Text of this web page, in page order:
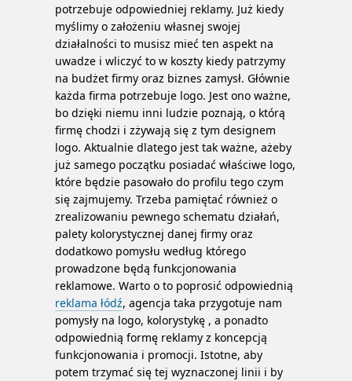
potrzebuje odpowiedniej reklamy. Już kiedy
myślimy o założeniu własnej swojej
działalności to musisz mieć ten aspekt na
uwadze i wliczyć to w koszty kiedy patrzymy
na budżet firmy oraz biznes zamysł. Głównie
każda firma potrzebuje logo. Jest ono ważne,
bo dzięki niemu inni ludzie poznają, o którą
firmę chodzi i zżywają się z tym designem
logo. Aktualnie dlatego jest tak ważne, ażeby
już samego początku posiadać właściwe logo,
które będzie pasowało do profilu tego czym
się zajmujemy. Trzeba pamiętać również o
zrealizowaniu pewnego schematu działań,
palety kolorystycznej danej firmy oraz
dodatkowo pomysłu według którego
prowadzone będą funkcjonowania
reklamowe. Warto o to poprosić odpowiednią
reklama łódź, agencja taka przygotuje nam
pomysły na logo, kolorystykę , a ponadto
odpowiednią formę reklamy z koncepcją
funkcjonowania i promocji. Istotne, aby
potem trzymać się tej wyznaczonej linii i by